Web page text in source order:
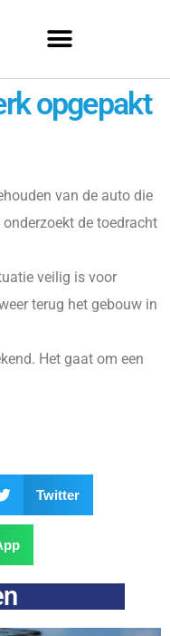
opgepakt
van de auto die
de toedracht
veilig is voor
terug het gebouw in
Het gaat om een
Twitter